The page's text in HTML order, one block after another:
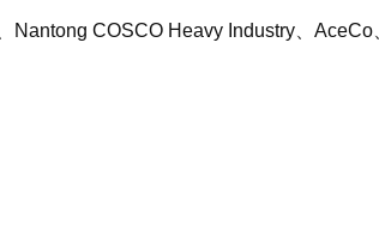
COSCO Heavy Industry、